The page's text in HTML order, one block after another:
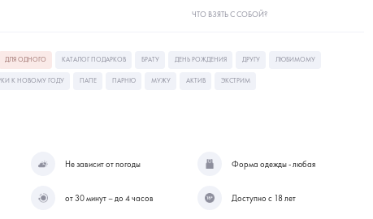
ЧТО ВЗЯТЬ С СОБОЙ?
ДЛЯ ОДНОГО КАТАЛОГ ПОДАРКОВ БРАТУ ДЕНЬ РОЖДЕНИЯ ДРУГУ ЛЮБИМОМУ
К НОВОМУ ГОДУ ПАПЕ ПАРНЮ МУЖУ АКТИВ ЭКСТРИМ
Не зависит от погоды Форма одежды - любая
от 30 минут – до 4 часов Доступно с 18 лет